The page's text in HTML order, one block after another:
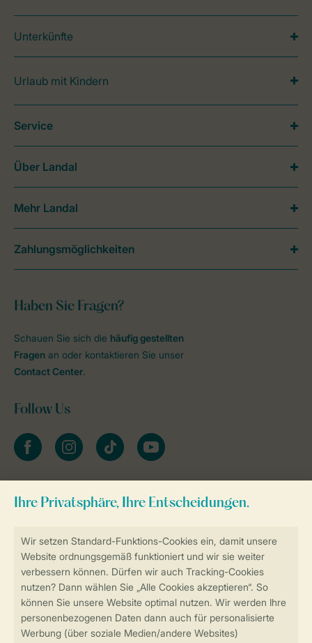
Sicher und schnell zur Online-Buchung
Unterkünfte
Urlaub mit Kindern
Haben Sie Fragen?
Schauen Sie sich die häufig gestellten
Fragen an oder kontaktieren Sie unser
Contact Center.
Follow Us
facebookinstagramtiktok youtube
Zum Newsletter anmelden
Service
Über Landal
Mehr Landal
Zahlungsmöglichkeiten